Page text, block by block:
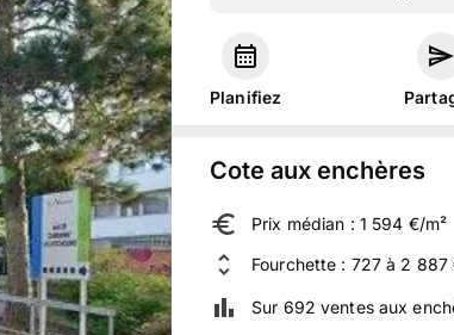
Planifiez
Cote aux enchères
Prix médian : 1 594 €/m²
Fourchette : 727 à 2 887
Sur 692 ventes aux